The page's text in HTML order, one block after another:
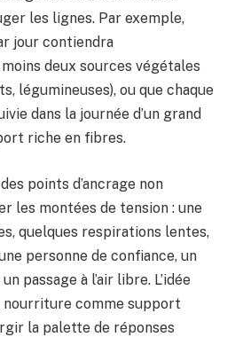
les lignes. Par exemple,
jour contiendra
deux sources végétales
légumineuses), ou que chaque
dans la journée d’un grand
riche en fibres.
points d’ancrage non
les montées de tension : une
quelques respirations lentes,
personne de confiance, un
passage à l’air libre. L’idée
nourriture comme support
la palette de réponses